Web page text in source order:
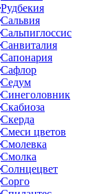
Рудбекия
Сальвия
Сальпиглоссис
Санвиталия
Сапонария
Сафлор
Седум
Синеголовник
Скабиоза
Скерда
Смеси цветов
Смолевка
Смолка
Солнцецвет
Сорго